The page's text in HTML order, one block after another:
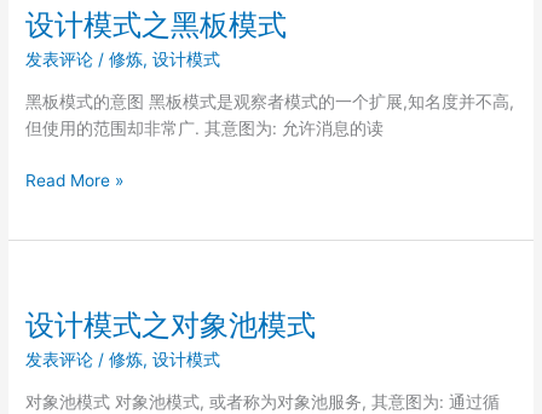
空
对
象
模
式
设计模式之黑板模式
发表评论 /修炼,设计模式
黑板模式的意图 黑板模式是观察者模式的一个扩展,知名度并不高,
但使用的范围却非常广. 其意图为: 允许消息的读
设
黑
板
模
式
Read More »
设计模式之对象池模式
发表评论 /修炼,设计模式
对象池模式 对象池模式, 或者称为对象池服务, 其意图为: 通过循